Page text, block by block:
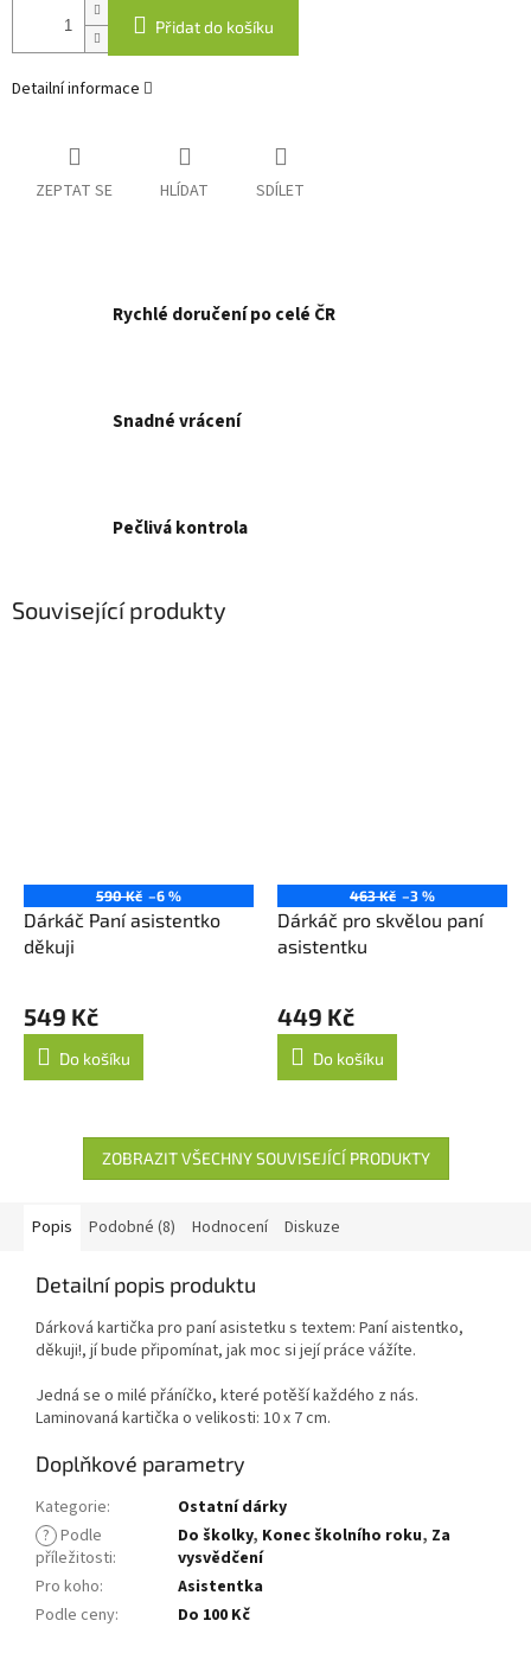
Přidat do košíku
Detailní informace
ZEPTAT SE HLÍDAT SDÍLET
Rychlé doručení po celé ČR
Snadné vrácení
Pečlivá kontrola
Související produkty
590 Kč –6 %
Dárkáč Paní asistentko
děkuji
549 Kč
Do košíku
463 Kč –3 %
Dárkáč pro skvělou paní
asistentku
449 Kč
Do košíku
ZOBRAZIT VŠECHNY SOUVISEJÍCÍ PRODUKTY
Popis Podobné (8) Hodnocení Diskuze
Detailní popis produktu
Dárková kartička pro paní asistetku s textem: Paní aistentko,
děkuji!, jí bude připomínat, jak moc si její práce vážíte.
Jedná se o milé přáníčko, které potěší každého z nás.
Laminovaná kartička o velikosti: 10 x 7 cm.
Doplňkové parametry
Kategorie:
Ostatní dárky
? Podle
příležitosti:
Do školky, Konec školního roku, Za
vysvědčení
Pro koho:
Asistentka
Podle ceny: Do 100 Kč